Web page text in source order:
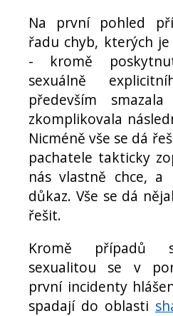
Na první pohled
řadu chyb, kterých
- kromě
sexuálně
především
zkomplikovala
Nicméně vše se dá
pachatele takticky
nás vlastně chce,
důkaz. Vše se dá
řešit.
Kromě případů
sexualitou se v
první incidenty
spadají do oblasti